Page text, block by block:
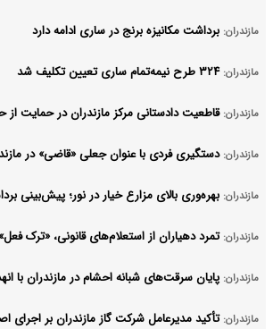
مازندران: برداشت مکانیزه برنج در ساری ادامه دارد
مازندران: ۳۲۴ طرح نیمه‌تمام ساری تعیین تکلیف شد
مازندران: قاطعیت دادستانی مرکز مازندران در حمایت
مازندران: دستگیری فردی با عنوان جعلی «قاضی» در
مازندران: بهره‌وری بالای مزارع خیار در نور؛ پیش‌بینی برداشت ۴۰ تن
مازندران: تمرد دهیاران از استعلام‌های قانونی، «ترک
مازندران: پایان سرقت‌های شبانه احشام در مازندران با انهدام
مازندران: تأکید مدیرعامل شرکت گاز مازندران بر اجرای